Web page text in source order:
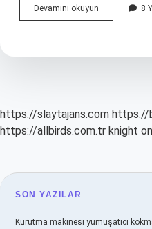
Devamını okuyun Hamilelikte
Yürüyüş
Verilir
8
https://slaytajans.com https://
https://allbirds.com.tr knight
SIDEBAR
SON YAZILAR
Kurutma makinesi yumuşatıcı